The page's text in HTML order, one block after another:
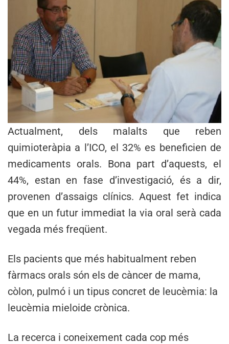
Actualment, dels malalts que reben
quimioteràpia a l’ICO, el 32% es beneficien de
medicaments orals. Bona part d’aquests, el
44%, estan en fase d’investigació, és a dir,
provenen d’assaigs clínics. Aquest fet indica
que en un futur immediat la via oral serà cada
vegada més freqüent.
Els pacients que més habitualment reben
fàrmacs orals són els de càncer de mama,
còlon, pulmó i un tipus concret de leucèmia: la
leucèmia mieloide crònica.
La recerca i coneixement cada cop més